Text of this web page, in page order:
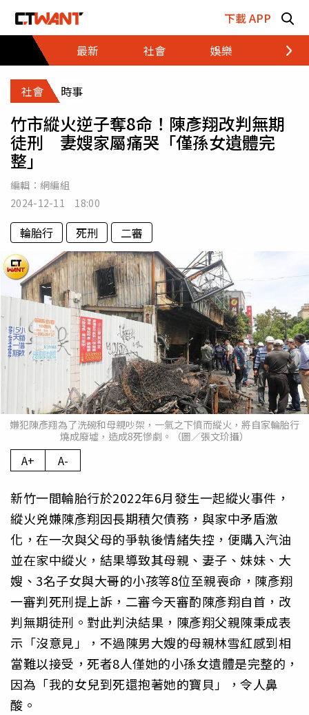
下載 APP
最新
社會 娛樂 財經
社會 時事
竹市縱火逆子奪8命！陳彥翔改判無期
徒刑 妻嫂家屬痛哭「僅孫女遺體完
整」
編輯： 網編組
2024-12-11 18:00
輪胎行 死刑 二審
嫌犯陳彥翔為了洗碗和母親吵架，一氣之下憤而縱火，將自家輪胎行
燒成廢墟，造成8死慘劇。（圖／張文玠攝）
A+ A-
新竹一間輪胎行於2022年6月發生一起縱火事件，
縱火兇嫌陳彥翔因長期積欠債務，與家中矛盾激
化，在一次與父母的爭執後情緒失控，便購入汽油
並在家中縱火，結果導致其母親、妻子、妹妹、大
嫂、3名子女與大哥的小孩等8位至親喪命，陳彥翔
一審判死刑提上訴，二審今天審酌陳彥翔自首，改
判無期徒刑。對此判決結果，陳彥翔父親陳秉成表
示「沒意見」，不過陳男大嫂的母親林雪紅感到相
當難以接受，死者8人僅她的小孫女遺體是完整的，
因為「我的女兒到死還抱著她的寶貝」，令人鼻
酸。